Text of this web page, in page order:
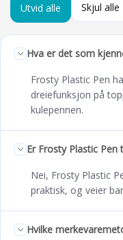
Utvid alle Skjul alle
Hva er det som
Frosty Plastic Pen
dreiefunksjon på
kulepennen.
Er Frosty Plastic
Nei, Frosty Plastic
praktisk, og veier
Hvilke